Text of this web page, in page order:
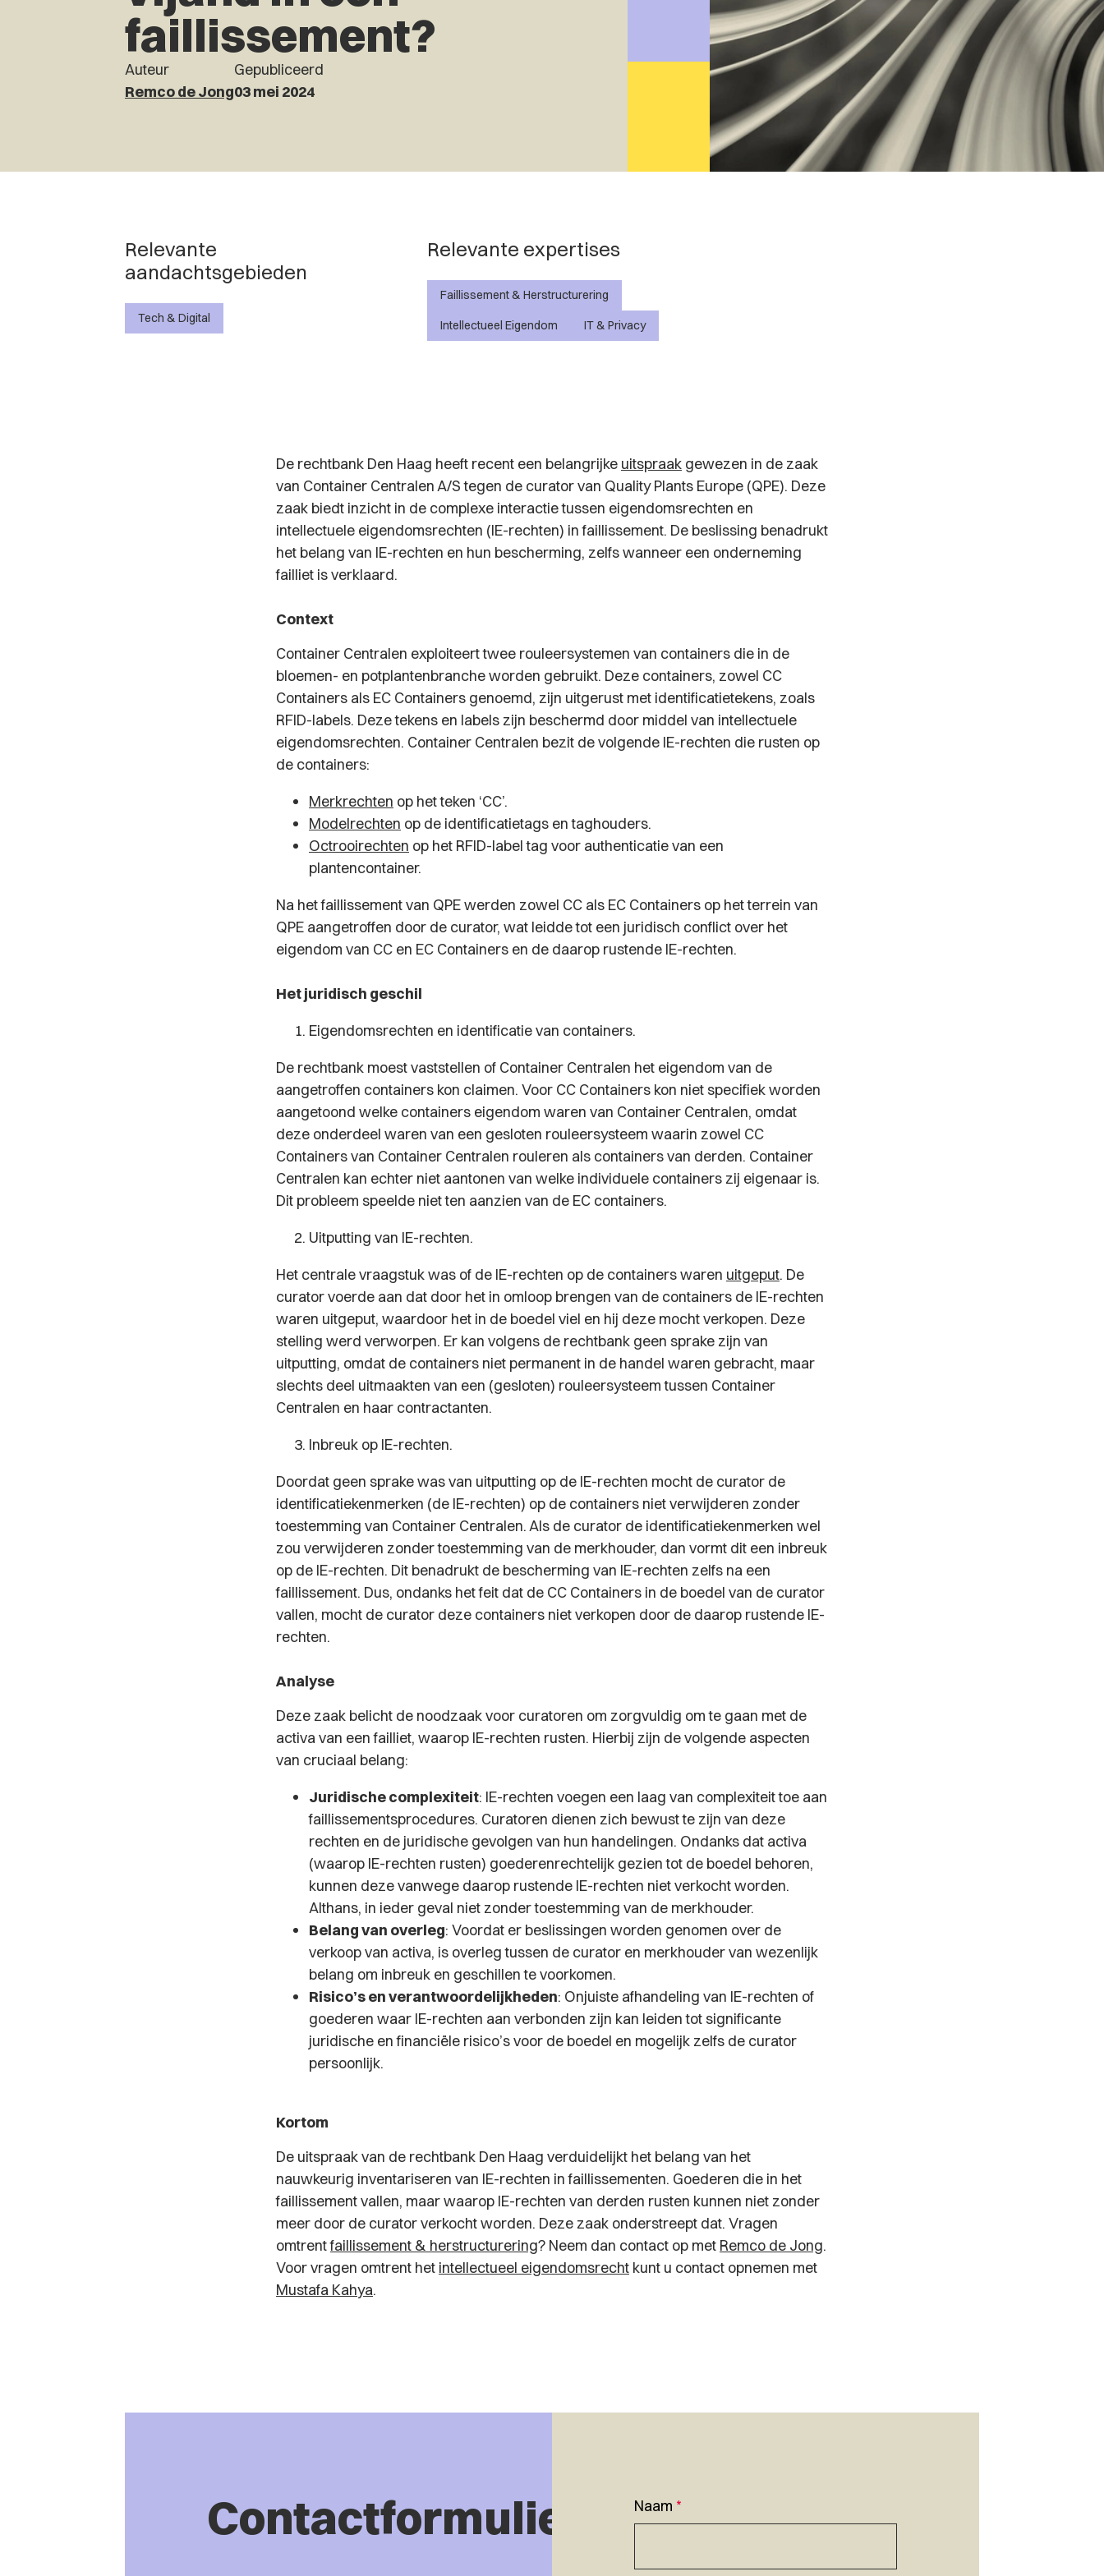
faillissement?
Auteur
Remco de Jong
Gepubliceerd
03 mei 2024
Relevante
aandachtsgebieden
Tech & Digital
Relevante expertises
Faillissement & Herstructurering
Intellectueel Eigendom IT & Privacy
De rechtbank Den Haag heeft recent een belangrijke uitspraak gewezen in de zaak
van Container Centralen A/S tegen de curator van Quality Plants Europe (QPE). Deze
zaak biedt inzicht in de complexe interactie tussen eigendomsrechten en
intellectuele eigendomsrechten (IE-rechten) in faillissement. De beslissing benadrukt
het belang van IE-rechten en hun bescherming, zelfs wanneer een onderneming
failliet is verklaard.
Context
Container Centralen exploiteert twee rouleersystemen van containers die in de
bloemen- en potplantenbranche worden gebruikt. Deze containers, zowel CC
Containers als EC Containers genoemd, zijn uitgerust met identificatietekens, zoals
RFID-labels. Deze tekens en labels zijn beschermd door middel van intellectuele
eigendomsrechten. Container Centralen bezit de volgende IE-rechten die rusten op
de containers:
Merkrechten op het teken ‘CC’.
Modelrechten op de identificatietags en taghouders.
Octrooirechten op het RFID-label tag voor authenticatie van een
plantencontainer.
Na het faillissement van QPE werden zowel CC als EC Containers op het terrein van
QPE aangetroffen door de curator, wat leidde tot een juridisch conflict over het
eigendom van CC en EC Containers en de daarop rustende IE-rechten.
Het juridisch geschil
Eigendomsrechten en identificatie van containers.
De rechtbank moest vaststellen of Container Centralen het eigendom van de
aangetroffen containers kon claimen. Voor CC Containers kon niet specifiek worden
aangetoond welke containers eigendom waren van Container Centralen, omdat
deze onderdeel waren van een gesloten rouleersysteem waarin zowel CC
Containers van Container Centralen rouleren als containers van derden. Container
Centralen kan echter niet aantonen van welke individuele containers zij eigenaar is.
Dit probleem speelde niet ten aanzien van de EC containers.
Uitputting van IE-rechten.
Het centrale vraagstuk was of de IE-rechten op de containers waren uitgeput. De
curator voerde aan dat door het in omloop brengen van de containers de IE-rechten
waren uitgeput, waardoor het in de boedel viel en hij deze mocht verkopen. Deze
stelling werd verworpen. Er kan volgens de rechtbank geen sprake zijn van
uitputting, omdat de containers niet permanent in de handel waren gebracht, maar
slechts deel uitmaakten van een (gesloten) rouleersysteem tussen Container
Centralen en haar contractanten.
Inbreuk op IE-rechten.
Doordat geen sprake was van uitputting op de IE-rechten mocht de curator de
identificatiekenmerken (de IE-rechten) op de containers niet verwijderen zonder
toestemming van Container Centralen. Als de curator de identificatiekenmerken wel
zou verwijderen zonder toestemming van de merkhouder, dan vormt dit een inbreuk
op de IE-rechten. Dit benadrukt de bescherming van IE-rechten zelfs na een
faillissement. Dus, ondanks het feit dat de CC Containers in de boedel van de curator
vallen, mocht de curator deze containers niet verkopen door de daarop rustende IE-
rechten.
Analyse
Deze zaak belicht de noodzaak voor curatoren om zorgvuldig om te gaan met de
activa van een failliet, waarop IE-rechten rusten. Hierbij zijn de volgende aspecten
van cruciaal belang:
Juridische complexiteit: IE-rechten voegen een laag van complexiteit toe aan
faillissementsprocedures. Curatoren dienen zich bewust te zijn van deze
rechten en de juridische gevolgen van hun handelingen. Ondanks dat activa
(waarop IE-rechten rusten) goederenrechtelijk gezien tot de boedel behoren,
kunnen deze vanwege daarop rustende IE-rechten niet verkocht worden.
Althans, in ieder geval niet zonder toestemming van de merkhouder.
Belang van overleg: Voordat er beslissingen worden genomen over de
verkoop van activa, is overleg tussen de curator en merkhouder van wezenlijk
belang om inbreuk en geschillen te voorkomen.
Risico’s en verantwoordelijkheden: Onjuiste afhandeling van IE-rechten of
goederen waar IE-rechten aan verbonden zijn kan leiden tot significante
juridische en financiële risico’s voor de boedel en mogelijk zelfs de curator
persoonlijk.
Kortom
De uitspraak van de rechtbank Den Haag verduidelijkt het belang van het
nauwkeurig inventariseren van IE-rechten in faillissementen. Goederen die in het
faillissement vallen, maar waarop IE-rechten van derden rusten kunnen niet zonder
meer door de curator verkocht worden. Deze zaak onderstreept dat. Vragen
omtrentfaillissement & herstructurering? Neem dan contact op met Remco de Jong.
Voor vragen omtrent het intellectueel eigendomsrecht kunt u contact opnemen met
Mustafa Kahya.
Contactformulier Naam *